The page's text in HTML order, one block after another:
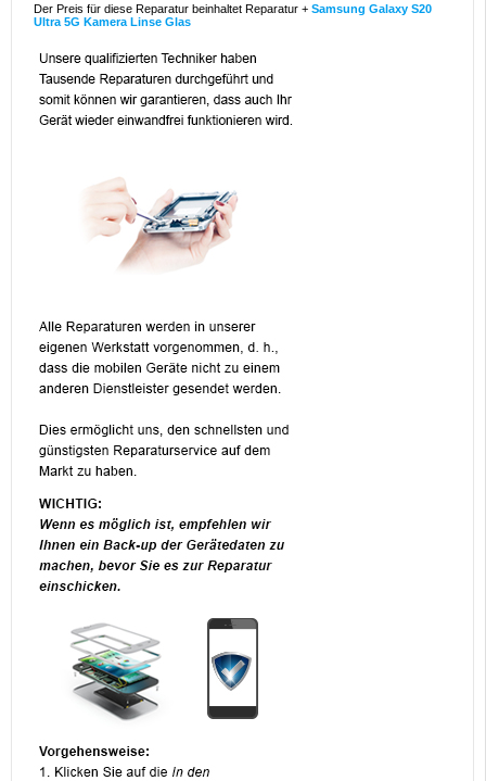
Der Preis für diese Reparatur beinhaltet Reparatur + Samsung Galaxy S20
Ultra 5G Kamera Linse Glas